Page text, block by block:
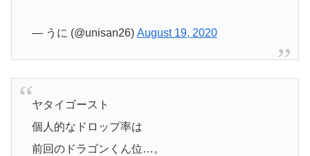
— うに (@unisan26) August 19, 2020
ヤタイゴースト
個人的なドロップ率は
前回のドラゴンくん位…。